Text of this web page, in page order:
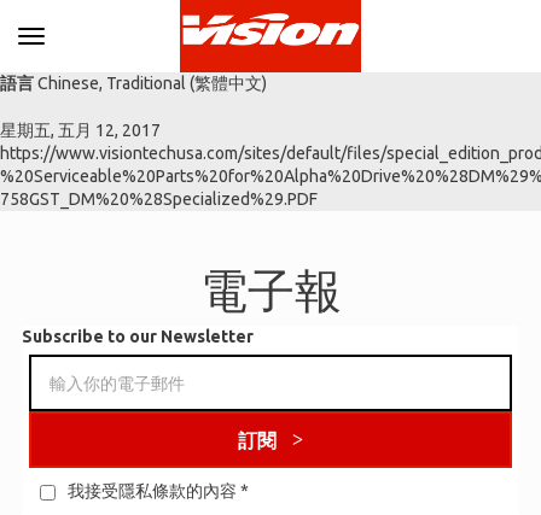
Toggle navigation
語言Chinese, Traditional (繁體中文)
星期五, 五月 12, 2017
https://www.visiontechusa.com/sites/default/files/
758GST_DM%20%28Specialized%29.PDF
電子報
Subscribe to our Newsletter
訂閱
我接受隱私條款的內容 *